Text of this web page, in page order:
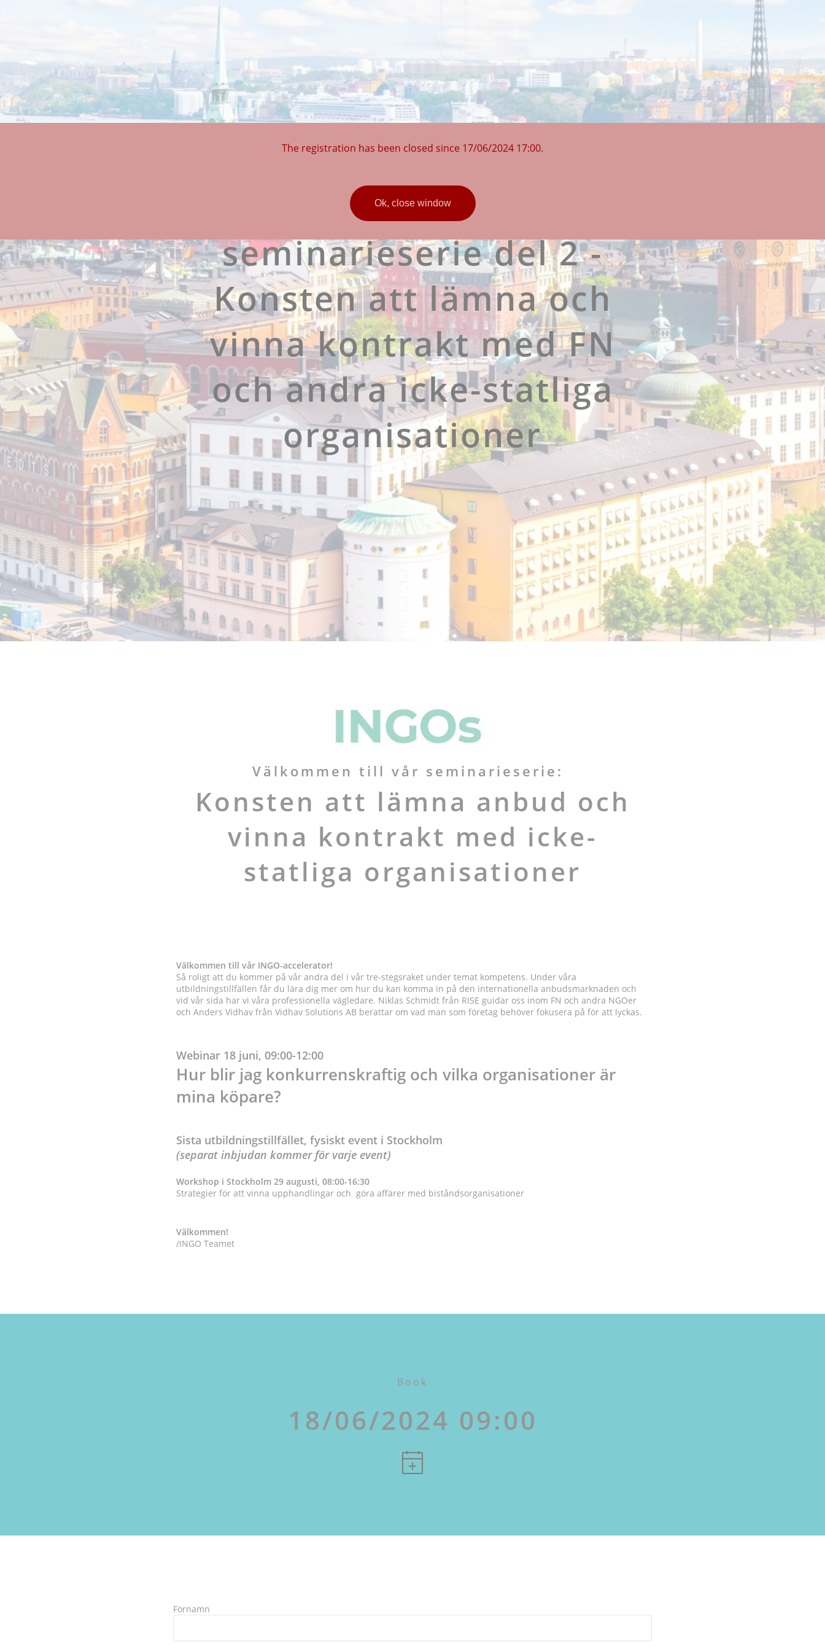
INGO Inbjudan till
seminarieserie del 2 -
Konsten att lämna och
vinna kontrakt med FN
och andra icke-statliga
organisationer
Välkommen till vår seminarieserie:
Konsten att lämna anbud och
vinna kontrakt med icke-
statliga organisationer
Välkommen till vår INGO-accelerator!
Så roligt att du kommer på vår andra del i vår tre-stegsraket under temat kompetens. Under våra
utbildningstillfällen får du lära dig mer om hur du kan komma in på den internationella anbudsmarknaden och
vid vår sida har vi våra professionella vägledare. Niklas Schmidt från RISE guidar oss inom FN och andra NGOer
och Anders Vidhav från Vidhav Solutions AB berättar om vad man som företag behöver fokusera på för att lyckas.
Webinar 18 juni, 09:00-12:00
Hur blir jag konkurrenskraftig och vilka organisationer är
mina köpare?
Sista utbildningstillfället, fysiskt event i Stockholm
(separat inbjudan kommer för varje event)
Workshop i Stockholm 29 augusti, 08:00-16:30
Strategier för att vinna upphandlingar och göra affärer med biståndsorganisationer
Välkommen!
/INGO Teamet
Book
18/06/2024 09:00
Förnamn
The registration has been closed since 17/06/2024 17:00.
Ok, close window